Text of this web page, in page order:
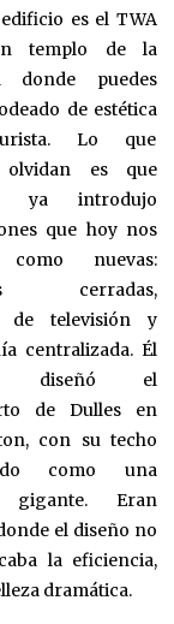
es el TWA
templo de la
donde puedes
de estética
Lo que
olvidan es que
ya introdujo
que hoy nos
como nuevas:
cerradas,
de televisión y
centralizada. Él
diseñó el
de Dulles en
con su techo
como una
gigante. Eran
el diseño no
la eficiencia,
dramática.